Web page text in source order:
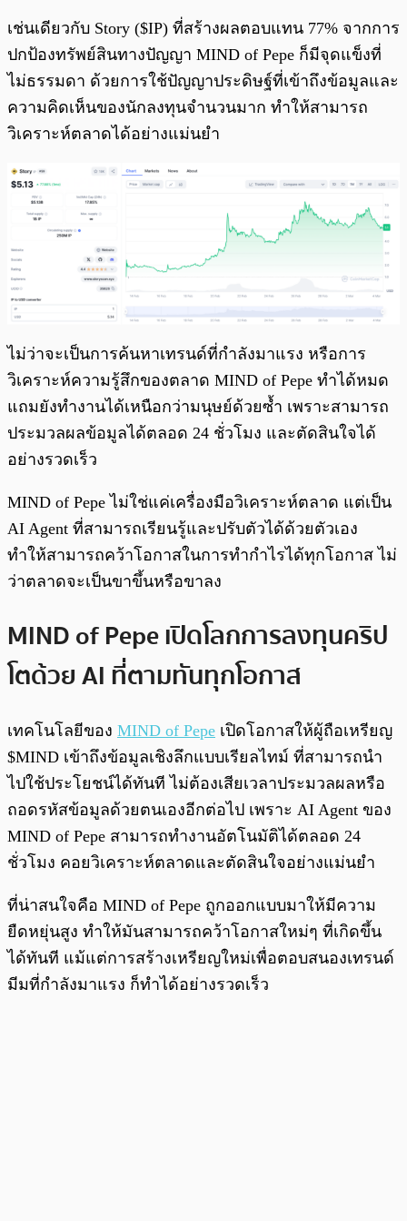
เช่นเดียวกับ Story ($IP) ที่สร้างผลตอบแทน 77% จากการ
ปกป้องทรัพย์สินทางปัญญา MIND of Pepe ก็มีจุดแข็งที่
ไม่ธรรมดา ด้วยการใช้ปัญญาประดิษฐ์ที่เข้าถึงข้อมูลและ
ความคิดเห็นของนักลงทุนจำนวนมาก ทำให้สามารถ
วิเคราะห์ตลาดได้อย่างแม่นยำ
ไม่ว่าจะเป็นการค้นหาเทรนด์ที่กำลังมาแรง หรือการ
วิเคราะห์ความรู้สึกของตลาด MIND of Pepe ทำได้หมด
แถมยังทำงานได้เหนือกว่ามนุษย์ด้วยซ้ำ เพราะสามารถ
ประมวลผลข้อมูลได้ตลอด 24 ชั่วโมง และตัดสินใจได้
อย่างรวดเร็ว
MIND of Pepe ไม่ใช่แค่เครื่องมือวิเคราะห์ตลาด แต่เป็น
AI Agent ที่สามารถเรียนรู้และปรับตัวได้ด้วยตัวเอง
ทำให้สามารถคว้าโอกาสในการทำกำไรได้ทุกโอกาส ไม่
ว่าตลาดจะเป็นขาขึ้นหรือขาลง
MIND of Pepe เปิดโลกการลงทุนคริป
โตด้วย AI ที่ตามทันทุกโอกาส
เทคโนโลยีของ MIND of Pepe เปิดโอกาสให้ผู้ถือเหรียญ
$MIND เข้าถึงข้อมูลเชิงลึกแบบเรียลไทม์ ที่สามารถนำ
ไปใช้ประโยชน์ได้ทันที ไม่ต้องเสียเวลาประมวลผลหรือ
ถอดรหัสข้อมูลด้วยตนเองอีกต่อไป เพราะ AI Agent ของ
MIND of Pepe สามารถทำงานอัตโนมัติได้ตลอด 24
ชั่วโมง คอยวิเคราะห์ตลาดและตัดสินใจอย่างแม่นยำ
ที่น่าสนใจคือ MIND of Pepe ถูกออกแบบมาให้มีความ
ยืดหยุ่นสูง ทำให้มันสามารถคว้าโอกาสใหม่ๆ ที่เกิดขึ้น
ได้ทันที แม้แต่การสร้างเหรียญใหม่เพื่อตอบสนองเทรนด์
มีมที่กำลังมาแรง ก็ทำได้อย่างรวดเร็ว